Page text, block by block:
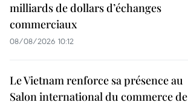
milliards de dollars d’échanges
commerciaux
08/08/2026 10:12
Le Vietnam renforce sa présence au
Salon international du commerce de